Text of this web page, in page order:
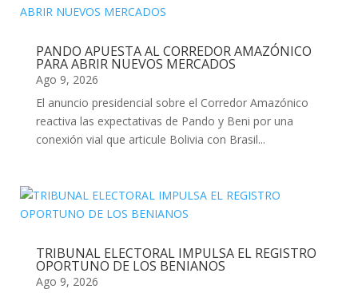
PANDO APUESTA AL CORREDOR AMAZÓNICO
PARA ABRIR NUEVOS MERCADOS
Ago 9, 2026
El anuncio presidencial sobre el Corredor Amazónico
reactiva las expectativas de Pando y Beni por una
conexión vial que articule Bolivia con Brasil...
TRIBUNAL ELECTORAL IMPULSA EL REGISTRO
OPORTUNO DE LOS BENIANOS
Ago 9, 2026